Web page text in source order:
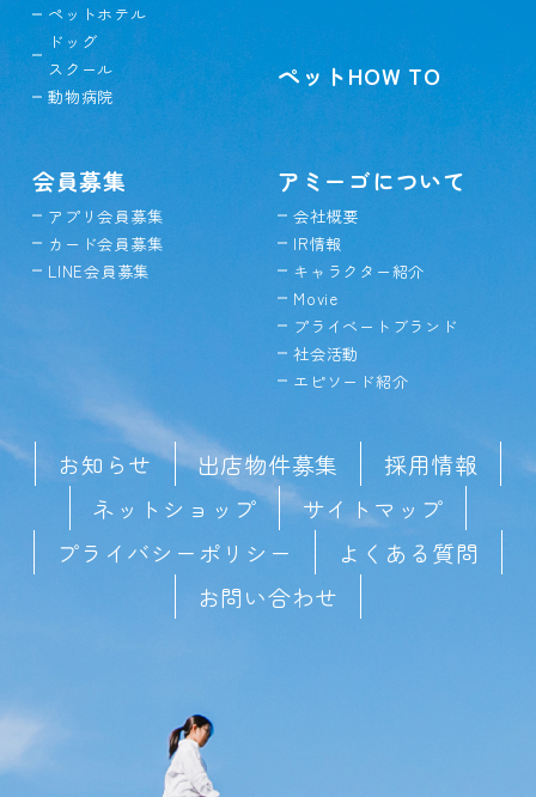
ペットホテル
ドッグ
スクール
動物病院
ペットHOW TO
会員募集
アプリ会員募集
カード会員募集
LINE会員募集
アミーゴについて
会社概要
IR情報
キャラクター紹介
Movie
プライベートブランド
社会活動
エピソード紹介
お知らせ 出店物件募集
採用情報
ネットショップ
サイトマップ
プライバシーポリシー
よくある質問
お問い合わせ